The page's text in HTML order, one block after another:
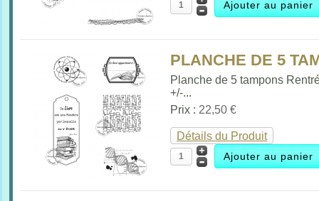
PLANCHE DE 5
Planche de 5 tampons
+/-...
Prix : 22,50 €
Détails du Produit